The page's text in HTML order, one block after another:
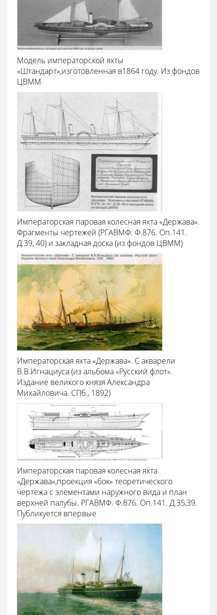
Модель императорской яхты
«Штандарт»,изготовленная в1864 году. Из фондов
ЦВММ
Императорская паровая колесная яхта «Держава».
Фрагменты чертежей (РГАВМФ. Ф.876. Оп.141.
Д.39, 40) и закладная доска (из фондов ЦВММ)
Императорская яхта «Держава». С акварели
В.В.Игнациуса (из альбома «Русский флот».
Издание великого князя Александра
Михайловича. СПб., 1892)
Императорская паровая колесная яхта
«Держава»,проекция «бок» теоретического
чертежа с элементами наружного вида и план
верхней палубы. РГАВМФ. Ф.876. Оп.141. Д.35,39.
Публикуется впервые